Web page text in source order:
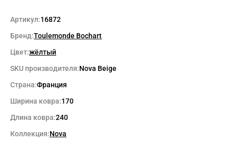
Артикул:16872
Бренд:Toulemonde Bochart
Цвет:жёлтый
SKU производителя:Nova Beige
Страна:Франция
Ширина ковра:170
Длина ковра:240
Коллекция:Nova
WhatsApp
Telegram